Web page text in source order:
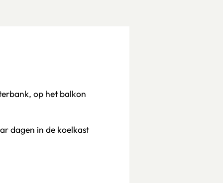
op het balkon
dagen in de koelkast